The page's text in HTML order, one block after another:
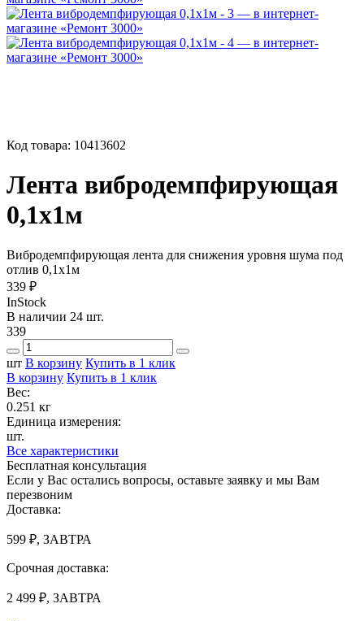
Код товара: 10413602
Лента вибродемпфирующая
0,1х1м
Вибродемпфирующая лента для снижения уровня шума под
отлив 0,1х1м
339 ₽
InStock
В наличии 24 шт.
339
шт В корзину Купить в 1 клик
В корзину Купить в 1 клик
Вес:
0.251 кг
Единица измерения:
шт.
Все характеристики
Бесплатная консультация
Если у Вас остались вопросы, оставьте заявку и мы Вам
перезвоним
Доставка:
599 ₽, ЗАВТРА
Срочная доставка:
2 499 ₽, ЗАВТРА